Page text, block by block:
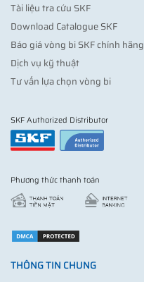
Tài liệu tra cứu SKF
Download Catalogue SKF
Báo giá vòng bi SKF chính hãng
Dịch vụ kỹ thuật
Tư vấn lựa chọn vòng bi
SKF Authorized Distributor
Phương thức thanh toán
THÔNG TIN CHUNG